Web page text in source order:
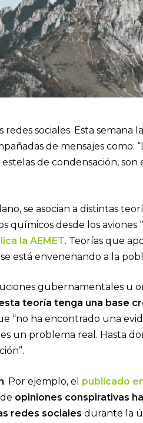
redes sociales. Esta semana
de mensajes como:
de condensación, son
se asocian a distintas
desde los aviones
la AEMET. Teorías que
está envenenando a la
gubernamentales u
teoría tenga una base
“no ha encontrado una
un problema real. Hasta
. Por ejemplo, el publicado
opiniones conspirativas
redes sociales durante la